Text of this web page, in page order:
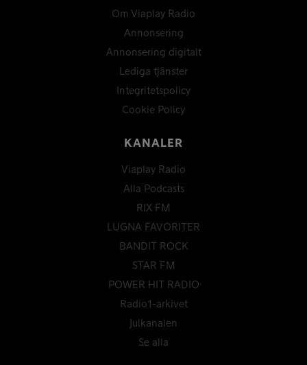
Om Viaplay Radio
Annonsering
Annonsering digitalt
Lediga tjänster
Integritetspolicy
Cookie Policy
KANALER
Viaplay Radio
Alla Podcasts
RIX FM
LUGNA FAVORITER
BANDIT ROCK
STAR FM
POWER HIT RADIO
Radio1-arkivet
Julkanalen
Se alla